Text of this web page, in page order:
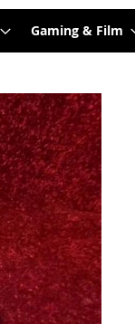
Gaming & Film